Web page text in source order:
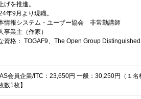
げを推進。
年9月より現職。
情報システム・ユーザー協会 非常勤講師
事業主（作家）
資格： TOGAF9、The Open Group
会員企業/ITC：23,650円 一般：30,250円（１
数1枚】